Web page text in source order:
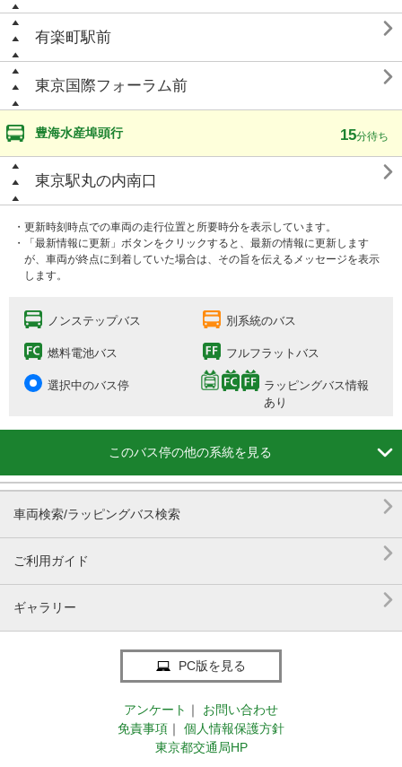
有楽町駅前 
東京国際フォーラム前 
豊海水産埠頭行 15分待ち
東京駅丸の内南口 
・更新時刻時点での車両の走行位置と所要時分を表示しています。
・「最新情報に更新」ボタンをクリックすると、最新の情報に更新します
が、車両が終点に到着していた場合は、その旨を伝えるメッセージを表示
します。
ノンステップバス 別系統のバス
燃料電池バス フルフラットバス
選択中のバス停
ラッピングバス情報
あり
このバス停の他の系統を見る 
車両検索/ラッピングバス検索 
ご利用ガイド 
ギャラリー 
PC版を見る
アンケート ｜
お問い合わせ
免責事項 ｜
個人情報保護方針
東京都交通局HP